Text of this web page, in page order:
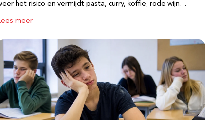
het risico en vermijdt pasta, curry, koffie, rode wijn…
meer